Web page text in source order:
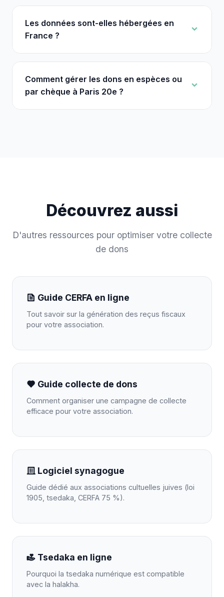
Les données sont-elles hébergées en
France ?
Comment gérer les dons en espèces ou
par chèque à Paris 20e ?
Découvrez aussi
D'autres ressources pour optimiser votre collecte
de dons
Guide CERFA en ligne
Tout savoir sur la génération des reçus fiscaux
pour votre association.
Guide collecte de dons
Comment organiser une campagne de collecte
efficace pour votre association.
Logiciel synagogue
Guide dédié aux associations cultuelles juives (loi
1905, tsedaka, CERFA 75 %).
Tsedaka en ligne
Pourquoi la tsedaka numérique est compatible
avec la halakha.